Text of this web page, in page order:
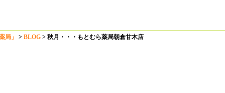
局」 > BLOG > 秋月・・・もとむら薬局朝倉甘木店